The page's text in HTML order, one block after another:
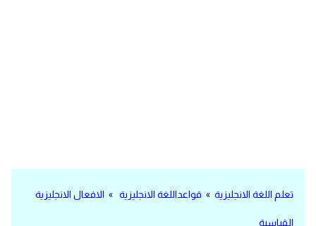
تعلم اللغة الانجليزية » قواعداللغة الانجليزية » الافعال الانجليزية
القياسية